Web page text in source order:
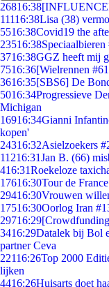
26816:38
11116:38Lisa (38)
5516:38Covid19 the
23516:38
3716:38GGZ heeft mij
7516:36[Wielrennen
3616:35[SBS6] De
5016:34Progressieve
Michigan
16916:34Gianni
kopen'
24316:32Asielzoekers
11216:31Jan B. (66)
416:31Roekeloze
17616:30Tour de
29416:30Vrouwen
17516:30Oorlog Iran
29716:29
3416:29Datalek bij Bol
partner Ceva
22116:26Top 2000
lijken
4416:26Huisarts doet